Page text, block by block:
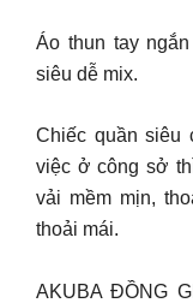
Áo thun tay
siêu dễ mix.
Chiếc quần siêu
việc ở công sở
vải mềm mịn,
thoải mái.
AKUBA ĐỒNG